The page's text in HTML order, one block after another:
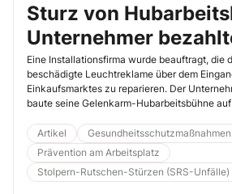
Sturz von
Unternehmer
Versäumnisse mit
Eine Installationsfirma wurde beauftragt, die
beschädigte Leuchtreklame über dem
Einkaufsmarktes zu reparieren. Der
baute seine Gelenkarm-Hubarbeitsbühne
und fragte bei der Marktleitung an, ob ihm ein
könne. Dies wurde ihm zugesagt – und so
Lauf.
Artikel
Gesundheitsschutzmaßnahmen
Prävention am Arbeitsplatz
Stolpern-Rutschen-Stürzen (SRS-Unfälle)